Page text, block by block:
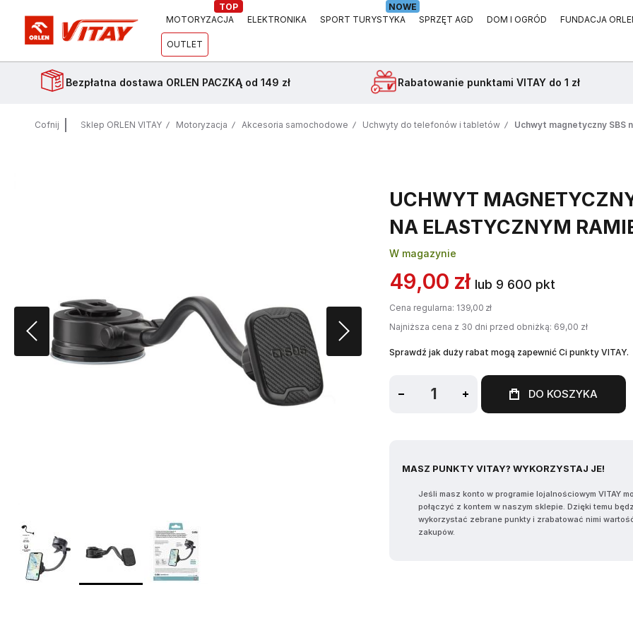
MOTORYZACJA
TOP
ELEKTRONIKA
SPORT TURYSTYKA
NOWE
SPRZĘT AGD
DOM I OGRÓD FUNDACJA
OUTLET
Bezpłatna dostawa ORLEN PACZKĄ od 149 zł Rabatowanie punktami VITAY do 1 zł
Cofnij Sklep ORLEN VITAY Motoryzacja Akcesoria samochodowe Uchwyty do telefonów i tabletów Uchwyt magnetyczny SBS
UCHWYT
NA ELASTYCZNYM
W magazynie
49,00 zł lub 9 600 pkt
Cena regularna: 139,00 zł
Najniższa cena z 30 dni przed obniżką: 69,00 zł
Sprawdź jak duży rabat mogą zapewnić Ci punkty VITAY.
DO KOSZYKA
MASZ PUNKTY VITAY? WYKORZYSTAJ JE!
Jeśli masz konto w programie lojalnościowym VITAY
połączyć z kontem w naszym sklepie. Dzięki temu
wykorzystać zebrane punkty i zrabatować nimi
zakupów.